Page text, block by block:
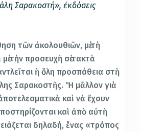
Σαρακοστή», ἐκδόσεις
τῶν ἀκολουθιῶν, μὲ τὴ
τὴν προσευχὴ σὲ τακτὰ
ἡ ὅλη προσπάθεια στὴ
Σαρακοστῆς. Ἢ μᾶλλον γιὰ
καὶ νὰ ἔχουν
καὶ ἀπὸ αὐτὴ
δηλαδή, ἕνας «τρόπος